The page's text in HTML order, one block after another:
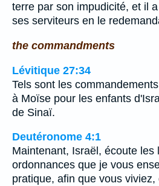
terre par son impudicité, et il
ses serviteurs en le
the commandments
Lévitique 27:34
Tels sont les
à Moïse pour les enfants
de Sinaï.
Deutéronome 4:1
Maintenant, Israël, écoute les
ordonnances que je vous
pratique, afin que vous